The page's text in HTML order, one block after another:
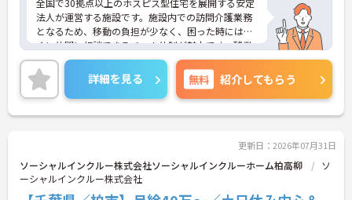
下回る少ない残業時間を実現しています
・退職金制度（勤続3年以上）・保育手当・育児短
時間勤務・マインドフルネスプログラムなど、長期
的に安心して働き続けるための制度が充実していま
す
全国で30拠点以上のホスピス型住宅を展開する安定
法人が運営する施設です。施設内での訪問介護業務
となるため、移動の負担が少なく、困った時にはす
ぐに仲間に相談できるチーム体制が魅力です。残業
は全社平均残業月5時間程度と少なく、3日以上の連
続休暇で支援金が支給される独自の制度や、美容皮
膚科などの割引が受けられる福利厚生も充実してい
ます。ホスピスケアが初めてでも、充実した入社時
研修と資格取得支援制度を活用し、専門性を高めな
す。ご入居者さまの生きる喜びに寄り添いながらチ
ームで協力しながらより良いケアを提供したい方に
ぴったりの環境です。
詳細を見る 無料 紹介してもらう
更新日：2026年07月31日
ソーシャルインクルー株式会社ソーシャルインクルーホーム柏高柳
ソ
ーシャルインクルー株式会社